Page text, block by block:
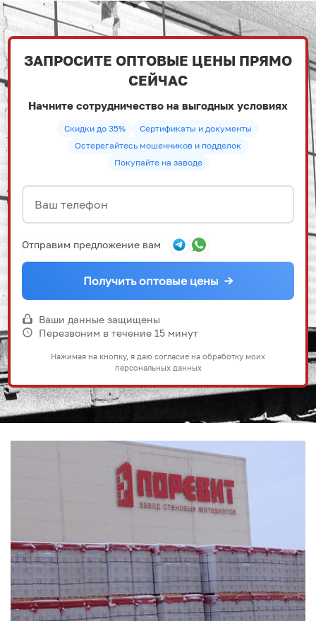
ЗАПРОСИТЕ ОПТОВЫЕ ЦЕНЫ ПРЯМО
СЕЙЧАС
Начните сотрудничество на выгодных условиях
Скидки до 35%
Сертификаты и документы
Остерегайтесь мошенников и подделок
Покупайте на заводе
Отправим предложение вам
Получить оптовые цены →
Ваши данные защищены
Перезвоним в течение 15 минут
Нажимая на кнопку, я даю согласие на обработку моих
персональных данных